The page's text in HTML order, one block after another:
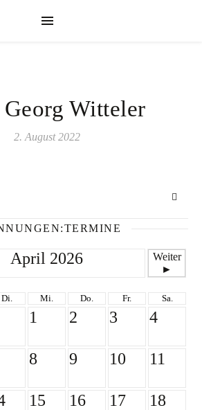
Witteler
2. August 2022
April 2026
Weiter
►
Di. Mi. Do. Fr. Sa.
1 2 3 4
8 9 10 11
15 16 17 18